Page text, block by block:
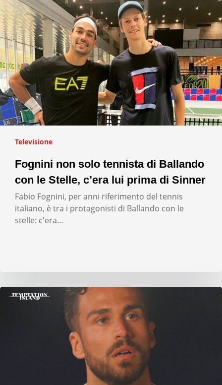
Televisione
Fognini non solo tennista di Ballando
con le Stelle, c’era lui prima di Sinner
Fabio Fognini, per anni riferimento del tennis
italiano, è tra i protagonisti di Ballando con le
stelle: c'era…